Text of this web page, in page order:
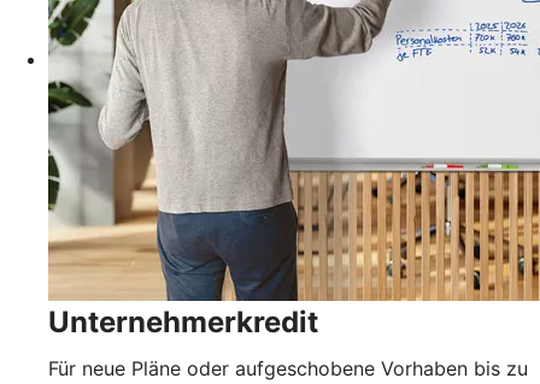
Unternehmerkredit
Für neue Pläne oder aufgeschobene Vorhaben bis zu